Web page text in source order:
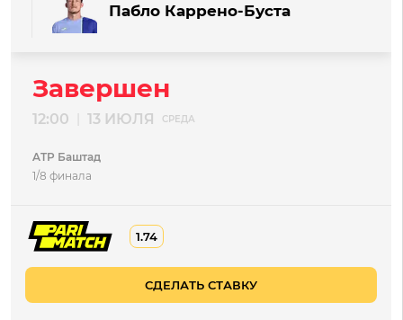
Пабло Каррено-Буста
Завершен
12:00 13 ИЮЛЯ СРЕДА
ATP Баштад
1/8 финала
1.74
СДЕЛАТЬ СТАВКУ